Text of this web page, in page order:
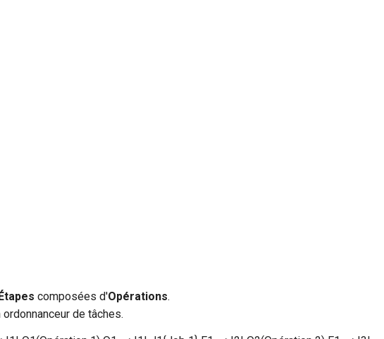
Étapes composées d'Opérations.
de tâches.